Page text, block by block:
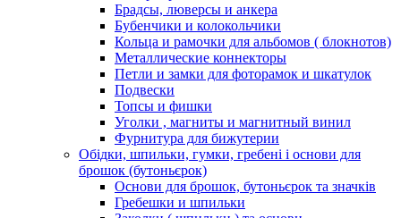
Брадсы, люверсы и анкера
Бубенчики и колокольчики
Кольца и рамочки для альбомов ( блокнотов)
Металлические коннекторы
Петли и замки для фоторамок и шкатулок
Подвески
Топсы и фишки
Уголки , магниты и магнитный винил
Фурнитура для бижутерии
Обідки, шпильки, гумки, гребені і основи для
брошок (бутоньєрок)
Основи для брошок, бутоньєрок та значків
Гребешки и шпильки